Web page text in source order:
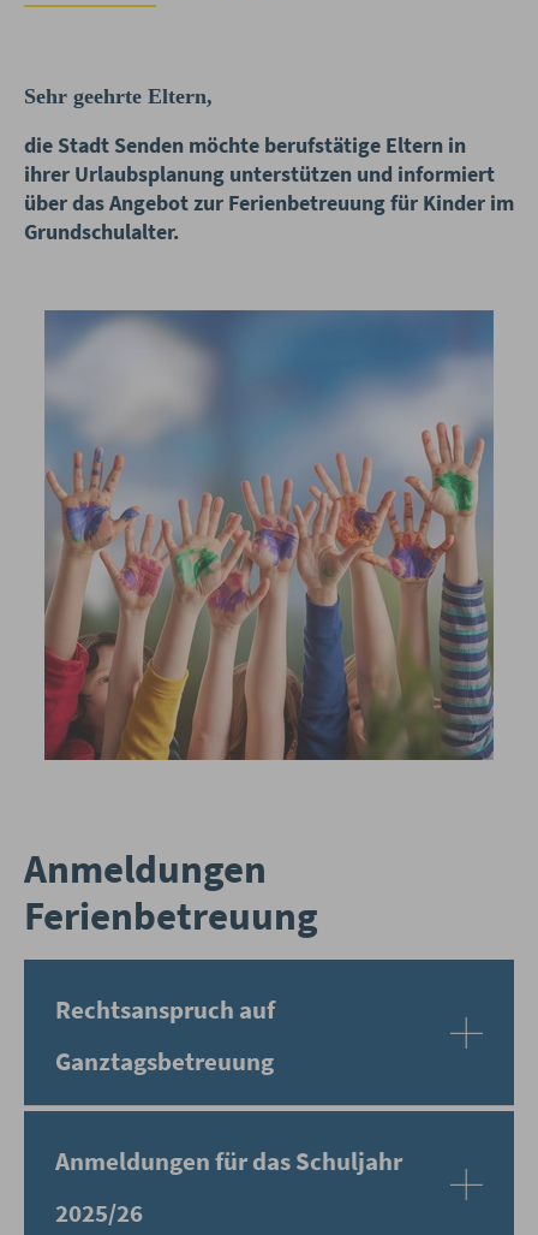
Sehr geehrte Eltern,
die Stadt Senden möchte berufstätige Eltern in
ihrer Urlaubsplanung unterstützen und informiert
über das Angebot zur Ferienbetreuung für Kinder im
Grundschulalter.
Anmeldungen
Ferienbetreuung
Rechtsanspruch auf
Ganztagsbetreuung
Anmeldungen für das Schuljahr
2025/26